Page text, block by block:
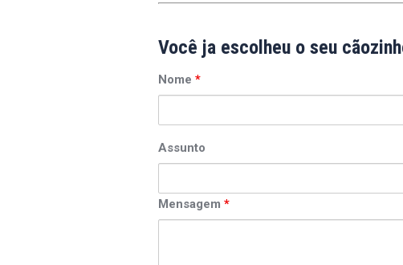
Você ja escolheu o seu
Nome *
Assunto
Mensagem *